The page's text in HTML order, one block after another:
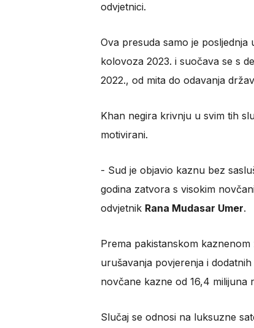
odvjetnici.
Ova presuda samo je
kolovoza 2023. i suočava se s
2022., od mita do odavanja
Khan negira krivnju u svim tih
motivirani.
- Sud je objavio kaznu bez
godina zatvora s visokim
odvjetnik Rana Mudasar Umer.
Prema pakistanskom
urušavanja povjerenja i
novčane kazne od 16,4 milijuna
Slučaj se odnosi na luksuzne